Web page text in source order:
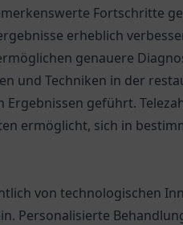
Fortschritte
erheblich
genauere
und Techniken in der
geführt.
ermöglicht, sich in
von technologischen
Personalisierte